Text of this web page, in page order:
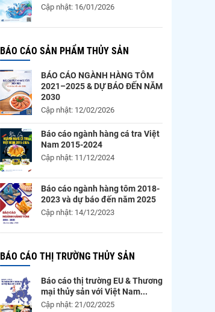
Cập nhật: 16/01/2026
BÁO CÁO SẢN PHẨM THỦY SẢN
BÁO CÁO NGÀNH HÀNG TÔM
2021–2025 & DỰ BÁO ĐẾN NĂM
2030
Cập nhật: 12/02/2026
Báo cáo ngành hàng cá tra Việt
Nam 2015-2024
Cập nhật: 11/12/2024
Báo cáo ngành hàng tôm 2018-
2023 và dự báo đến năm 2025
Cập nhật: 14/12/2023
BÁO CÁO THỊ TRƯỜNG THỦY SẢN
Báo cáo thị trường EU & Thương
mại thủy sản với Việt Nam...
Cập nhật: 21/02/2025